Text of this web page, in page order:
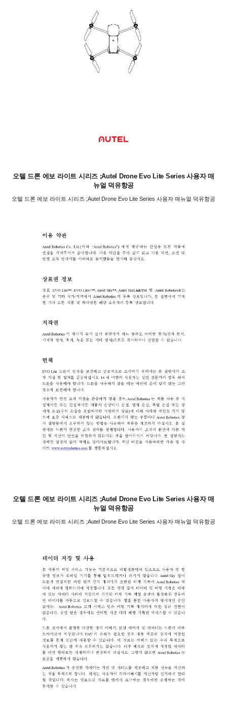
오텔 드론 에보 라이트 시리즈 ;Autel Drone Evo Lite Series 사용자 매
뉴얼 덕유항공
오텔 드론 에보 라이트 시리즈 ;Autel Drone Evo Lite Series 사용자 매뉴얼 덕유항공
오텔 드론 에보 라이트 시리즈 ;Autel Drone Evo Lite Series 사용자 매
뉴얼 덕유항공
오텔 드론 에보 라이트 시리즈 ;Autel Drone Evo Lite Series 사용자 매뉴얼 덕유항공